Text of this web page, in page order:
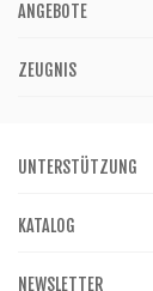
ANGEBOTE
ZEUGNIS
UNTERSTÜTZUNG
KATALOG
NEWSLETTER